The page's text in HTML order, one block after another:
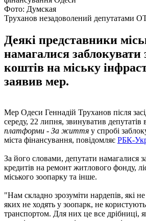
Фото: Думская
Труханов незадоволений депутатами
Деякі представники
намагалися заблокувати
коштів на міську
заявив мер.
Мер Одеси Геннадій Труханов після
середу, 22 липня, звинуватив депутатів
платформи - За життя у спробі
міста фінансування, повідомляє РБК-
За його словами, депутати намагалися
кредитів на ремонт житлового фонду,
міського зоопарку та інше.
"Нам складно зрозуміти нардепів, які
яких не ходять у зоопарк, не
транспортом. Для них це все дрібниці,